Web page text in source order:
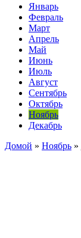
Январь
Февраль
Март
Апрель
Май
Июнь
Июль
Август
Сентябрь
Октябрь
Ноябрь
Декабрь
Домой » Ноябрь »